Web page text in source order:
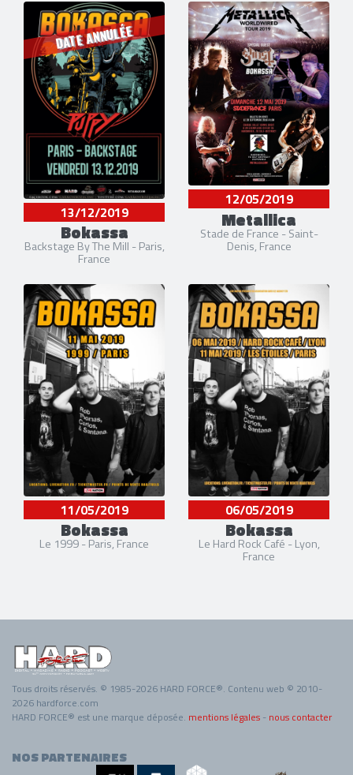
13/12/2019
Bokassa
Backstage By The Mill - Paris,
France
DATE ANNULÉE
12/05/2019
Metallica
Stade de France - Saint-
Denis, France
11/05/2019
Bokassa
Le 1999 - Paris, France
06/05/2019
Bokassa
Le Hard Rock Café - Lyon,
France
Tous droits réservés. © 1985-2026 HARD FORCE®. Contenu web © 2010-
2026 hardforce.com
HARD FORCE® est une marque déposée. mentions légales - nous contacter
NOS PARTENAIRES